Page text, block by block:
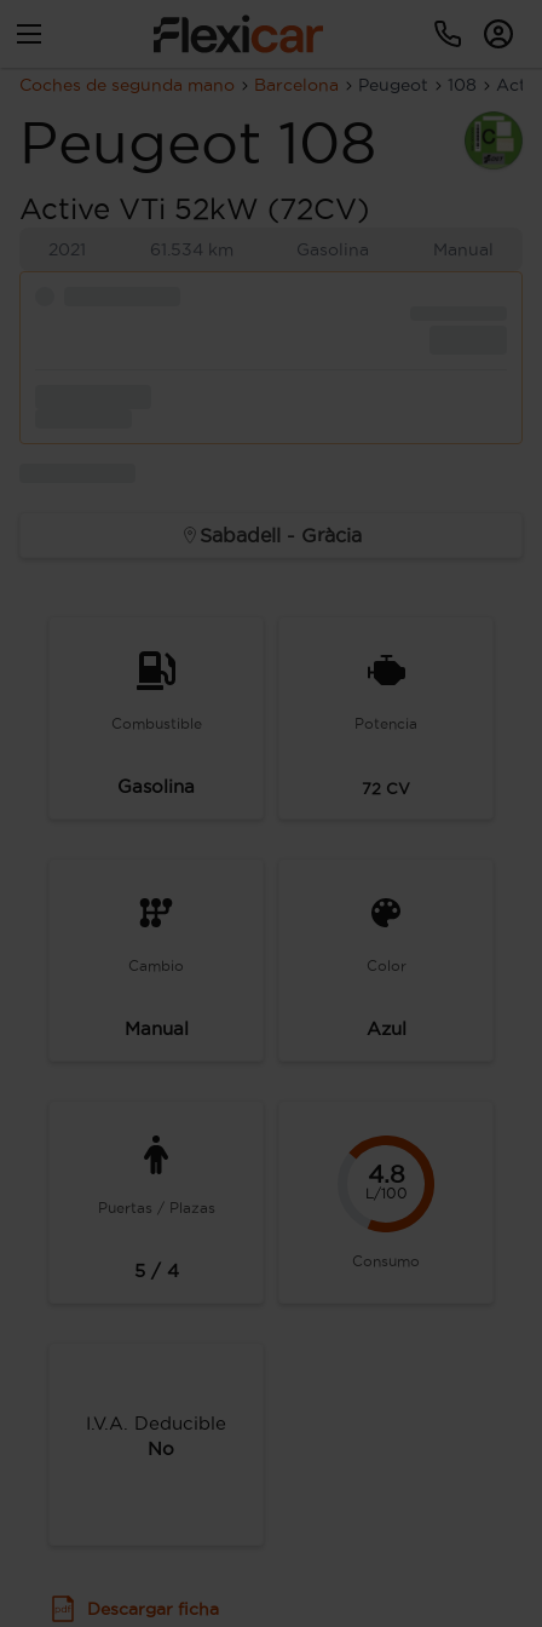
Coches de segunda mano Barcelona Peugeot 108
Peugeot 108
Active VTi 52kW (72CV)
2021 61.534 km Gasolina Manual
Sabadell - Gràcia
Combustible
Gasolina
Potencia
72 CV
Cambio
Manual
Color
Azul
Puertas / Plazas
5 / 4
4.8
L/100
Consumo
I.V.A. Deducible
No
Descargar ficha